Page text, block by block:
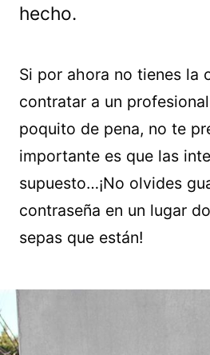
hecho.
Si por ahora no tienes la
contratar a un
poquito de pena, no te
importante es que las
supuesto…¡No olvides
contraseña en un lugar
sepas que están!